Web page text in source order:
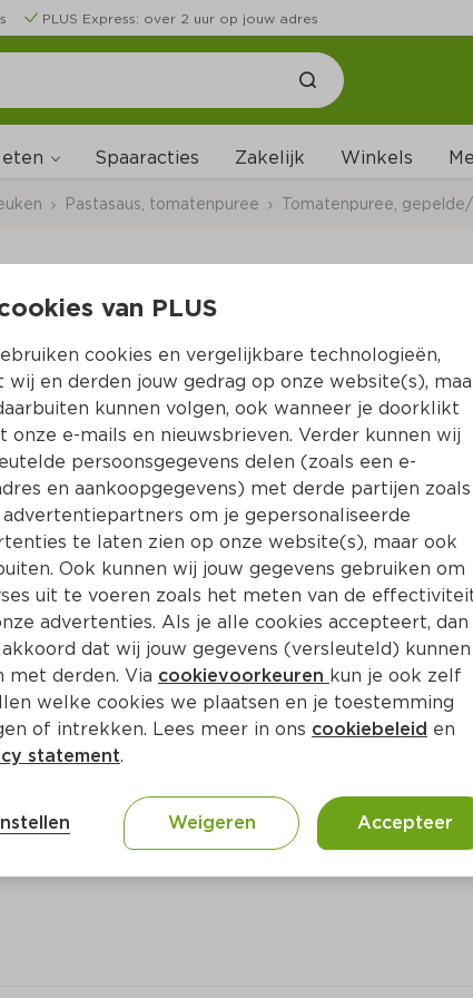
PLUS Express: over 2 uur op jouw adres
Spaaracties Zakelijk Winkels
Pastasaus, tomatenpuree Tomatenpuree,
Heinz Tomatenpuree
Per Tube 130 g  (per kilo €13.77)
1.79
Toevoegen
van PLUS
cookies en vergelijkbare technologieën,
wij en derden jouw gedrag op onze website(s),
kunnen volgen, ook wanneer je doorklikt
onze e-mails en nieuwsbrieven. Verder kunnen wij
persoonsgegevens delen (zoals een e-
en aankoopgegevens) met derde partijen zoals
om je gepersonaliseerde
te laten zien op onze website(s), maar ook
Ook kunnen wij jouw gegevens gebruiken om
uit te voeren zoals het meten van de
advertenties. Als je alle cookies accepteert, dan
dat wij jouw gegevens (versleuteld) kunnen
met derden. Via cookievoorkeuren kun je ook zelf
welke cookies we plaatsen en je toestemming
of intrekken. Lees meer in ons cookiebeleid en
statement.
Weigeren Accepteer